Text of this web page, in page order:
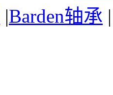
|Barden轴承 |